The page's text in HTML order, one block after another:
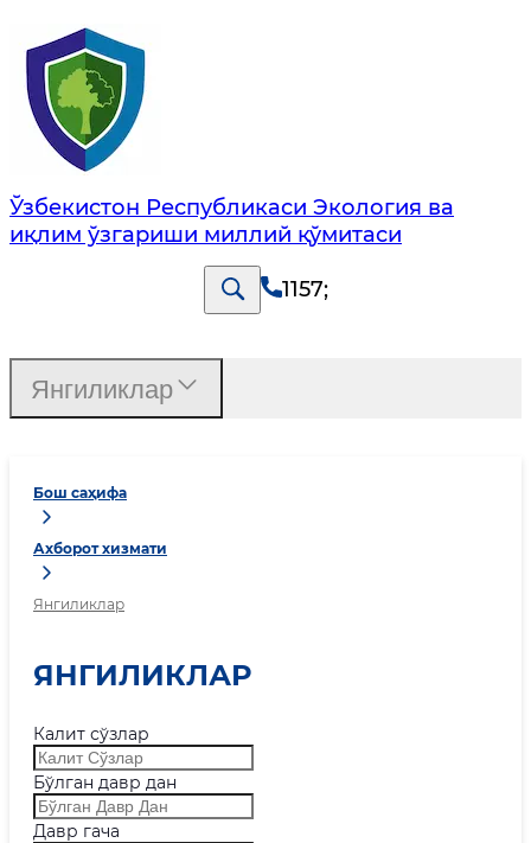
Ўзбекистон Республикаси Экология ва
иқлим ўзгариши миллий қўмитаси
1157;
Бош саҳифа
Ахборот хизмати
Янгиликлар
ЯНГИЛИКЛАР
Калит сўзлар
Бўлган давр дан
Давр гача
Янгиликлар